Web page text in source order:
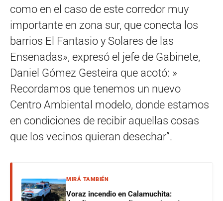
como en el caso de este corredor muy
importante en zona sur, que conecta los
barrios El Fantasio y Solares de las
Ensenadas», expresó el jefe de Gabinete,
Daniel Gómez Gesteira que acotó: »
Recordamos que tenemos un nuevo
Centro Ambiental modelo, donde estamos
en condiciones de recibir aquellas cosas
que los vecinos quieran desechar”.
MIRÁ TAMBIÉN
Voraz incendio en Calamuchita: